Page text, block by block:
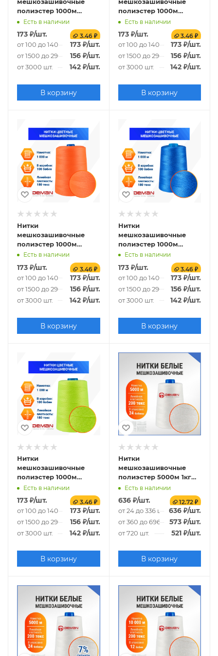
полиэстер 1000м
0,20кг 180текс, зеленый
Есть в наличии
173 ₽/шт. 3.46 ₽
от 100 до 1400 шт.173₽/шт.
от 1500 до 2900 шт.
156₽/шт.
от 3000 шт. 142₽/шт.
В корзину
полиэстер 1000м
0,20кг 180текс,
красный
Есть в наличии
173₽/шт. 3.46 ₽
от 100 до 1400 шт.173 ₽/шт.
от 1500 до 2900 шт.
156 ₽/шт.
от 3000 шт. 142 ₽/шт.
В корзину
Нитки
мешкозашивочные
полиэстер 1000м
0,20кг 180текс,
оранжевый
Есть в наличии
173 ₽/шт. 3.46 ₽
от 100 до 1400 шт.173₽/шт.
от 1500 до 2900 шт.
156₽/шт.
от 3000 шт. 142₽/шт.
В корзину
Нитки
мешкозашивочные
полиэстер 1000м
0,20кг 180текс, синий
Есть в наличии
173₽/шт. 3.46 ₽
от 100 до 1400 шт.173 ₽/шт.
от 1500 до 2900 шт.
156 ₽/шт.
от 3000 шт. 142 ₽/шт.
В корзину
Нитки
мешкозашивочные
полиэстер 1000м
0,20кг 180текс,
салатовый
Есть в наличии
173 ₽/шт. 3.46 ₽
от 100 до 1400 шт.173₽/шт.
от 1500 до 2900 шт.
156₽/шт.
от 3000 шт. 142₽/шт.
В корзину
Нитки
мешкозашивочные
полиэстер 5000м 1кг
200текс, белый
Есть в наличии
636₽/шт. 12.72 ₽
от 24 до 336 шт. 636 ₽/шт.
от 360 до 696 шт.573 ₽/шт.
от 720 шт. 521 ₽/шт.
В корзину